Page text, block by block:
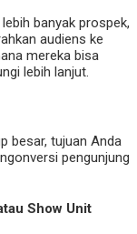
banyak prospek,
audiens ke
mereka bisa
lebih lanjut.
besar, tujuan Anda
pengunjung
Show Unit